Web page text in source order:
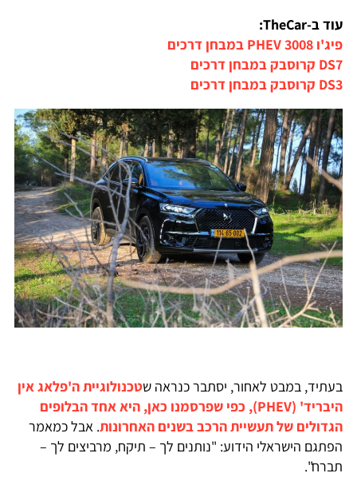
עוד ב-TheCar:
פיג'ו 3008 PHEV במבחן דרכים
DS7 קרוסבק במבחן דרכים
DS3 קרוסבק במבחן דרכים
בעתיד, במבט לאחור, יסתבר כנראה שטכנולוגיית ה'פלאג אין
היבריד' (PHEV), כפי שפרסמנו כאן, היא אחד הבלופים
הגדולים של תעשיית הרכב בשנים האחרונות. אבל כמאמר
הפתגם הישראלי הידוע: "נותנים לך – תיקח, מרביצים לך –
תברח".